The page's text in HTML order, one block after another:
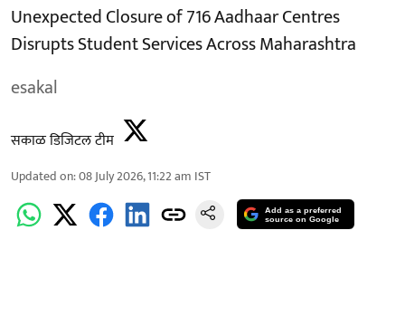
Unexpected Closure of 716 Aadhaar Centres
Disrupts Student Services Across Maharashtra
esakal
सकाळ डिजिटल टीम
Updated on:08 July 2026, 11:22 am IST
Add as a preferred
source on Google